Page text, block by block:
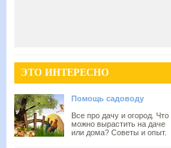
ЭТО ИНТЕРЕСНО
Помощь садоводу
Все про дачу и огород. Что
можно вырастить на даче
или дома? Советы и опыт.